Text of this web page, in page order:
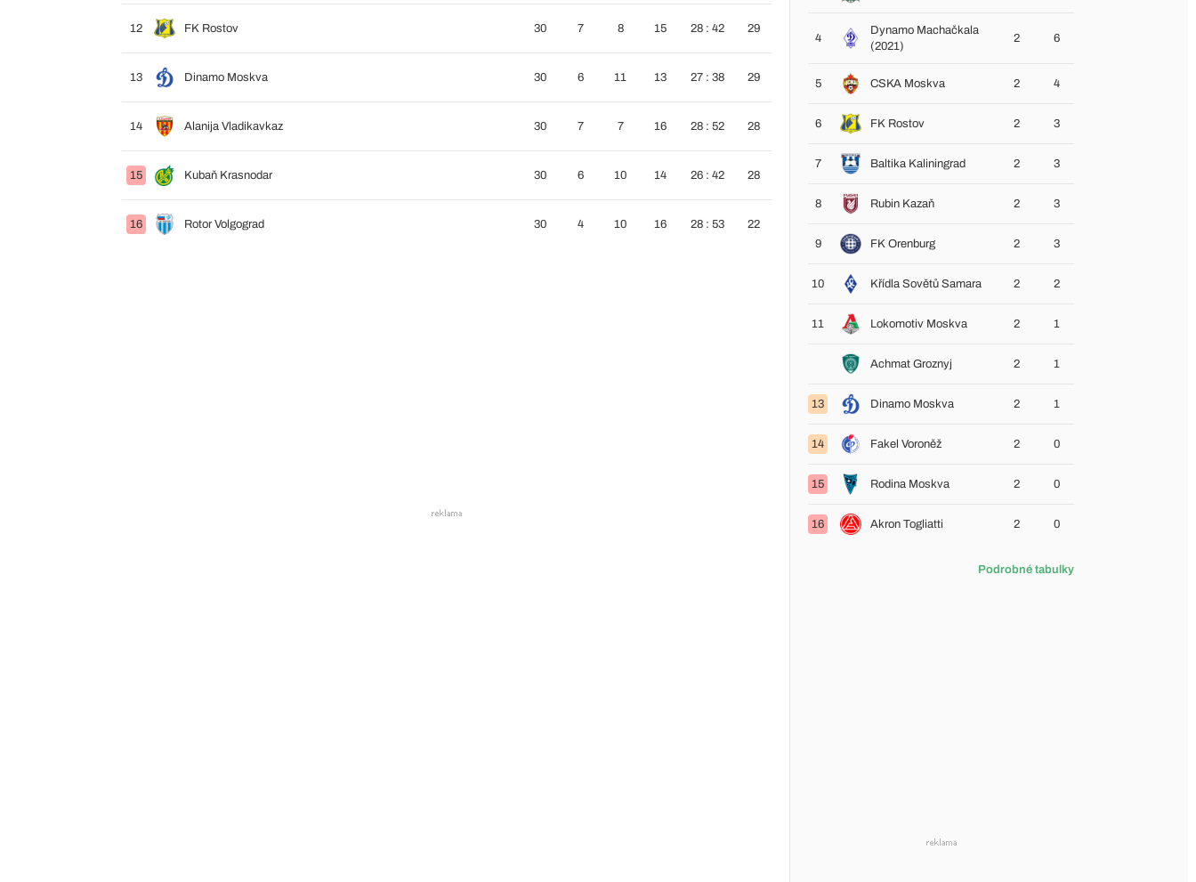
12 FK Rostov 30 7 8 15 28 : 42 29
13 Dinamo Moskva 30 6 11 13 27 : 38 29
14 Alanija Vladikavkaz 30 7 7 16 28 : 52 28
15 Kubaň Krasnodar 30 6 10 14 26 : 42 28
16 Rotor Volgograd 30 4 10 16 28 : 53 22
4
Dynamo Machačkala
(2021)
2 6
5 CSKA Moskva 2 4
6 FK Rostov 2 3
7 Baltika Kaliningrad 2 3
8 Rubin Kazaň 2 3
9 FK Orenburg 2 3
10 Křídla Sovětů Samara 2 2
11 Lokomotiv Moskva 2 1
Achmat Groznyj 2 1
13 Dinamo Moskva 2 1
14 Fakel Voroněž 2 0
15 Rodina Moskva 2 0
16 Akron Togliatti 2 0
Podrobné tabulky